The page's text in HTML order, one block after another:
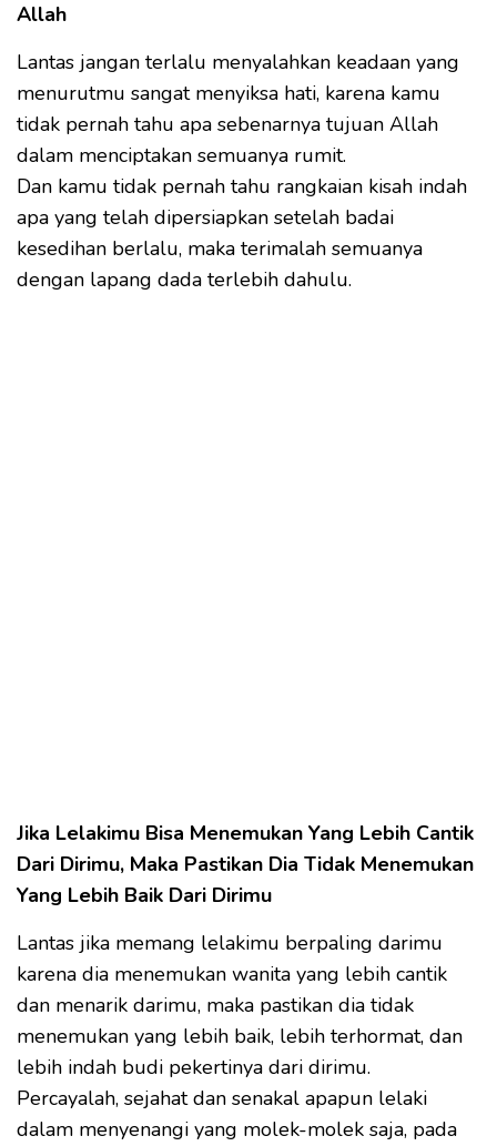
Allah
Lantas jangan terlalu menyalahkan keadaan yang
menurutmu sangat menyiksa hati, karena kamu
tidak pernah tahu apa sebenarnya tujuan Allah
dalam menciptakan semuanya rumit.
Dan kamu tidak pernah tahu rangkaian kisah indah
apa yang telah dipersiapkan setelah badai
kesedihan berlalu, maka terimalah semuanya
dengan lapang dada terlebih dahulu.
Jika Lelakimu Bisa Menemukan Yang Lebih Cantik
Dari Dirimu, Maka Pastikan Dia Tidak Menemukan
Yang Lebih Baik Dari Dirimu
Lantas jika memang lelakimu berpaling darimu
karena dia menemukan wanita yang lebih cantik
dan menarik darimu, maka pastikan dia tidak
menemukan yang lebih baik, lebih terhormat, dan
lebih indah budi pekertinya dari dirimu.
Percayalah, sejahat dan senakal apapun lelaki
dalam menyenangi yang molek-molek saja, pada